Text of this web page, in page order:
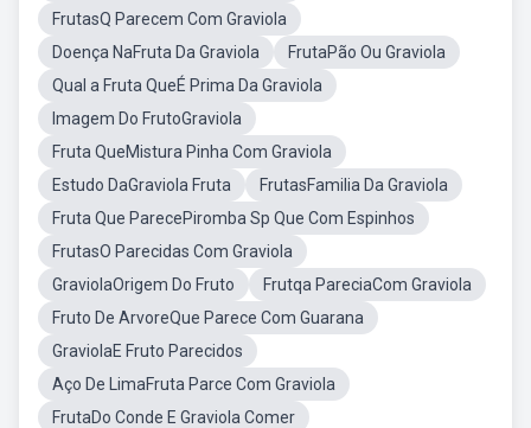
FrutasQ Parecem Com Graviola
Doença NaFruta Da Graviola
FrutaPão Ou Graviola
Qual a Fruta QueÉ Prima Da Graviola
Imagem Do FrutoGraviola
Fruta QueMistura Pinha Com Graviola
Estudo DaGraviola Fruta
FrutasFamilia Da Graviola
Fruta Que ParecePiromba Sp Que Com Espinhos
FrutasO Parecidas Com Graviola
GraviolaOrigem Do Fruto
Frutqa PareciaCom Graviola
Fruto De ArvoreQue Parece Com Guarana
GraviolaE Fruto Parecidos
Aço De LimaFruta Parce Com Graviola
FrutaDo Conde E Graviola Comer